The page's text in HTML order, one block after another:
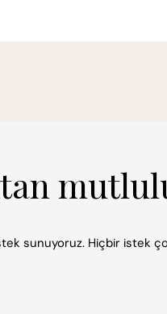
sunuyoruz. Hiçbir istek